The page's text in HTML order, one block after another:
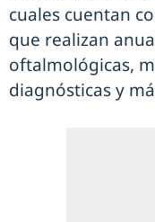
cuales cuentan
que realizan
oftalmológicas,
diagnósticas y